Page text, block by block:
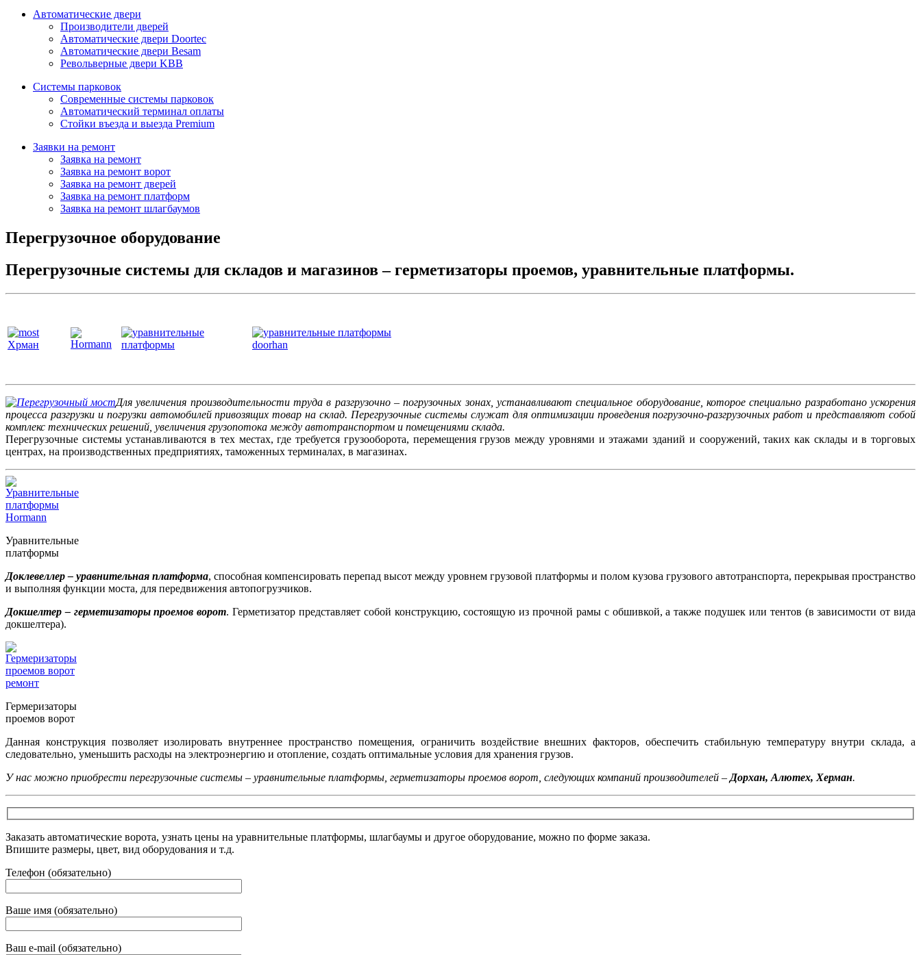
Автоматические двери
Производители дверей
Автоматические двери Doortec
Автоматические двери Besam
Револьверные двери KBB
Системы парковок
Современные системы парковок
Автоматический терминал оплаты
Стойки въезда и выезда Premium
Заявки на ремонт
Заявка на ремонт
Заявка на ремонт ворот
Заявка на ремонт дверей
Заявка на ремонт платформ
Заявка на ремонт шлагбаумов
Перегрузочное оборудование
Перегрузочные системы для складов и магазинов – герметизаторы проемов, уравнительные платформы.
Для увеличения производительности труда в разгрузочно – погрузочных зонах, устанавливают специальное оборудование, которое специально разработано ускорения
процесса разгрузки и погрузки автомобилей привозящих товар на склад. Перегрузочные системы служат для оптимизации проведения погрузочно-разгрузочных работ и представляют собой
комплекс технических решений, увеличения грузопотока между автотранспортом и помещениями склада.
Перегрузочные системы устанавливаются в тех местах, где требуется грузооборота, перемещения грузов между уровнями и этажами зданий и сооружений, таких как склады и в торговых
центрах, на производственных предприятиях, таможенных терминалах, в магазинах.
Уравнительные
платформы
Доклевеллер – уравнительная платформа, способная компенсировать перепад высот между уровнем грузовой платформы и полом кузова грузового автотранспорта, перекрывая пространство
и выполняя функции моста, для передвижения автопогрузчиков.
Докшелтер – герметизаторы проемов ворот. Герметизатор представляет собой конструкцию, состоящую из прочной рамы с обшивкой, а также подушек или тентов (в зависимости от вида
докшелтера).
Гермеризаторы
проемов ворот
Данная конструкция позволяет изолировать внутреннее пространство помещения, ограничить воздействие внешних факторов, обеспечить стабильную температуру внутри склада, а
следовательно, уменьшить расходы на электроэнергию и отопление, создать оптимальные условия для хранения грузов.
У нас можно приобрести перегрузочные системы – уравнительные платформы, герметизаторы проемов ворот, следующих компаний производителей – Дорхан, Алютех, Херман.
Заказать автоматические ворота, узнать цены на уравнительные платформы, шлагбаумы и другое оборудование, можно по форме заказа.
Впишите размеры, цвет, вид оборудования и т.д.
Телефон (обязательно)
Ваше имя (обязательно)
Ваш e-mail (обязательно)